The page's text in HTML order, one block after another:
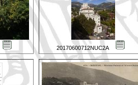
20170600712NUC2A